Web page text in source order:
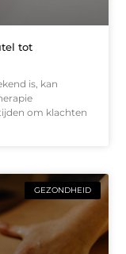
tot
is, kan
om klachten
GEZONDHEID